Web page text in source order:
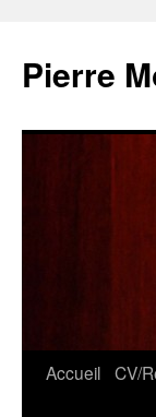
contenu
Pierre
Accueil CV/